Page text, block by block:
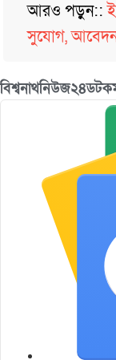
আরও পড়ুন::
সুযোগ, আবেদন